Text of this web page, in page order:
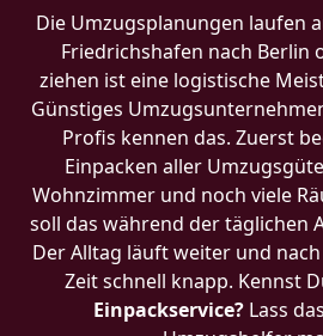
Die Umzugsplanungen laufen
Friedrichshafen nach Berlin
ziehen ist eine logistische
Günstiges
Profis kennen das. Zuerst
Einpacken aller
Wohnzimmer und noch viele
soll das während der täglichen
Der Alltag läuft weiter und
Zeit schnell knapp. Kennst
Einpackservice?Lass